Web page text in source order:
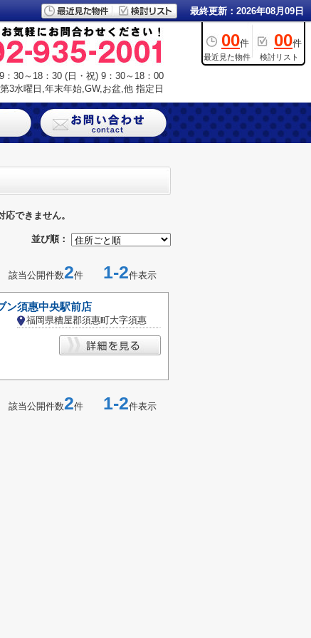
最終更新：2026年08月09日
00件
最近見た物件
00件
検討リスト
：30～18：30 (日・祝) 9：30～18：00
3水曜日,年末年始,GW,お盆,他 指定日
できません。
並び順：
該当公開件数2件 1-2件表示
ン須惠中央駅前店
福岡県糟屋郡須惠町大字須惠
該当公開件数2件 1-2件表示